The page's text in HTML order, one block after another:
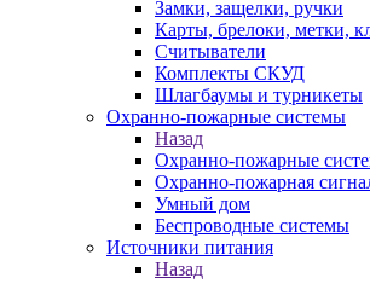
Замки, защелки, ручки
Карты, брелоки, метки,
Считыватели
Комплекты СКУД
Шлагбаумы и турникеты
Охранно-пожарные системы
Назад
Охранно-пожарные
Охранно-пожарная
Умный дом
Беспроводные системы
Источники питания
Назад